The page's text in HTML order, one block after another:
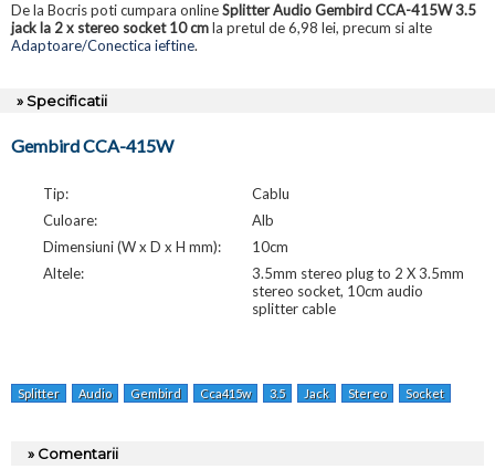
De la Bocris poti cumpara onlineSplitter Audio Gembird CCA-415W 3.5
jack la 2 x stereo socket 10 cmla pretul de 6,98 lei, precum si alte
Adaptoare/Conectica ieftine.
» Specificatii
Gembird CCA-415W
Tip:
Cablu
Culoare:
Alb
Dimensiuni (W x D x H mm):
10cm
Altele:
3.5mm stereo plug to 2 X 3.5mm
stereo socket, 10cm audio
splitter cable
Splitter Audio Gembird Cca415w 3.5 Jack Stereo Socket
» Comentarii